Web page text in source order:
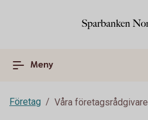
Meny
Företag Våra företagsrådgivare